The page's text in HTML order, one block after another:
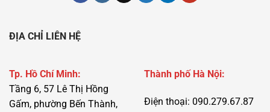
ĐỊA CHỈ LIÊN HỆ
Tp. Hồ Chí Minh:
Tầng 6, 57 Lê Thị Hồng
Gấm, phường Bến Thành,
Thành phố Hà Nội:
Điện thoại: 090.279.67.87